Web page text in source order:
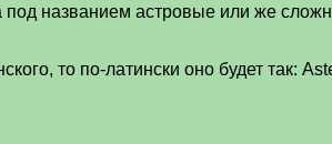
названием астровые или же
то по-латински оно будет так: